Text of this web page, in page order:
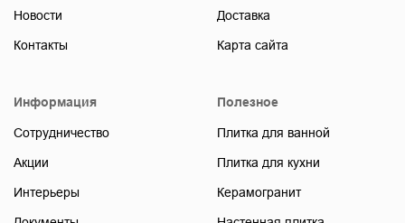
Новости
Контакты
Доставка
Карта сайта
Информация
Сотрудничество
Акции
Интерьеры
Полезное
Плитка для ванной
Плитка для кухни
Керамогранит